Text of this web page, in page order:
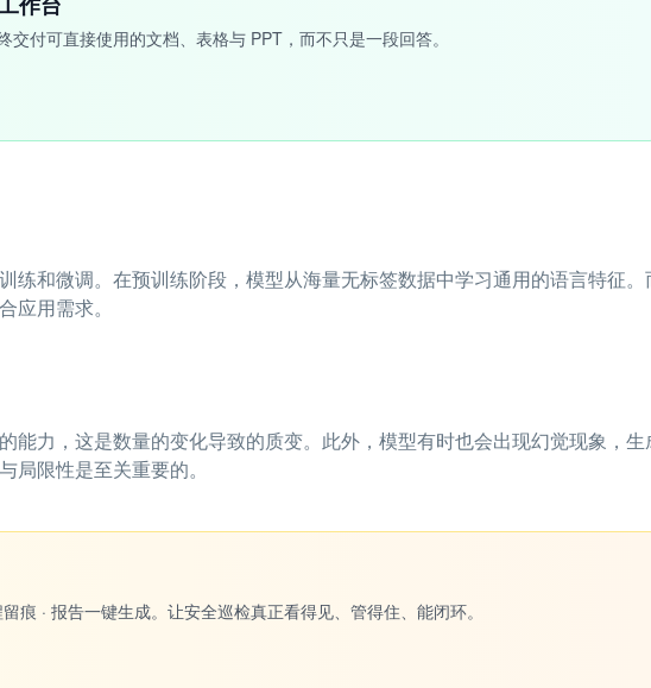
付可直接使用的文档、表格与 PPT，而不只是一段回答。
练和微调。在预训练阶段，模型从海量无标签数据中学习通用的语言特征。
应用需求。
能力，这是数量的变化导致的质变。此外，模型有时也会出现幻觉现象，生
局限性是至关重要的。
痕 · 报告一键生成。让安全巡检真正看得见、管得住、能闭环。